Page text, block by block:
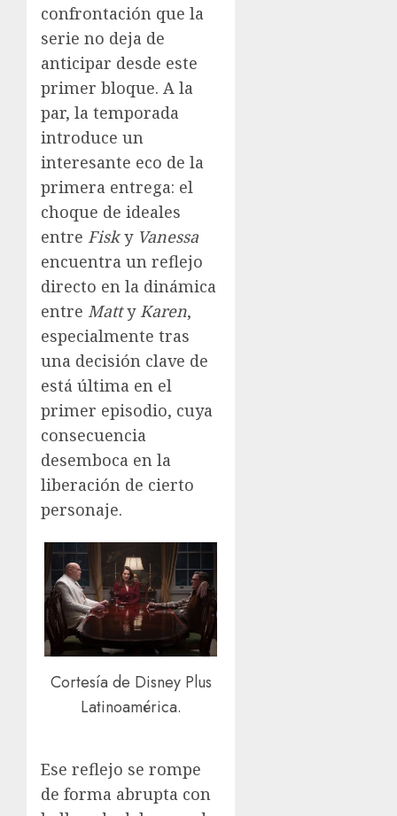
confrontación que la
serie no deja de
anticipar desde este
primer bloque. A la
par, la temporada
introduce un
interesante eco de la
primera entrega: el
choque de ideales
entre Fisky Vanessa
encuentra un reflejo
directo en la dinámica
entre Matty Karen,
especialmente tras
una decisión clave de
está última en el
primer episodio, cuya
consecuencia
desemboca en la
liberación de cierto
personaje.
Cortesía de Disney Plus
Latinoamérica.
Ese reflejo se rompe
de forma abrupta con